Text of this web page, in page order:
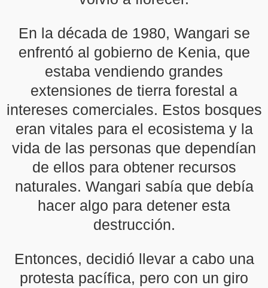
En la década de 1980, Wangari se
enfrentó al gobierno de Kenia, que
estaba vendiendo grandes
extensiones de tierra forestal a
intereses comerciales. Estos bosques
eran vitales para el ecosistema y la
vida de las personas que dependían
de ellos para obtener recursos
naturales. Wangari sabía que debía
hacer algo para detener esta
destrucción.
Entonces, decidió llevar a cabo una
protesta pacífica, pero con un giro